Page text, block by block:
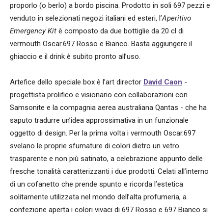
proporlo (o berlo) a bordo piscina. Prodotto in soli 697 pezzi e
venduto in selezionati negozi italiani ed esteri, l’Aperitivo
Emergency Kit è composto da due bottiglie da 20 cl di
vermouth Oscar.697 Rosso e Bianco. Basta aggiungere il
ghiaccio e il drink è subito pronto all’uso.
Artefice dello speciale box è l’art director David Caon -
progettista prolifico e visionario con collaborazioni con
Samsonite e la compagnia aerea australiana Qantas - che ha
saputo tradurre un’idea approssimativa in un funzionale
oggetto di design. Per la prima volta i vermouth Oscar.697
svelano le proprie sfumature di colori dietro un vetro
trasparente e non più satinato, a celebrazione appunto delle
fresche tonalità caratterizzanti i due prodotti. Celati all’interno
di un cofanetto che prende spunto e ricorda l’estetica
solitamente utilizzata nel mondo dell’alta profumeria, a
confezione aperta i colori vivaci di 697 Rosso e 697 Bianco si